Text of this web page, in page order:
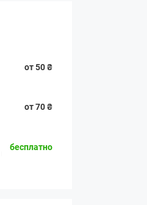
от 50 ₴
от 70 ₴
бесплатно